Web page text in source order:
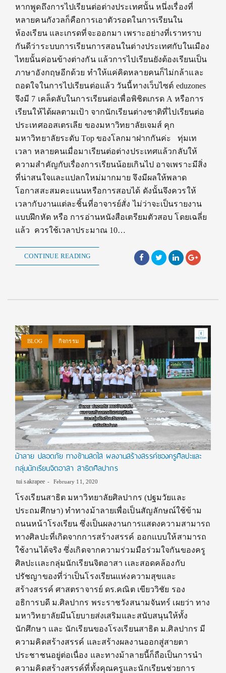
หากพูดถึงการไปเรียนต่อต่างประเทศนั้น หนึ่งเรื่องที่
หลายคนกังวลก็คือการเอาตัวรอดในการเรียนใน
ห้องเรียน และเกรดที่จะออกมา เพราะอย่างที่เราทราบ
กันดีว่าระบบการเรียนการสอนในต่างประเทศกับในเมือง
ไทยนั้นค่อนข้างต่างกัน แล้วการไปเรียนยังต้องเรียนเป็น
ภาษาอังกฤษอีกด้วย ทำให้แค่คิดหลายคนก็ไม่กล้าและ
ถอดใจในการไปเรียนต่อแล้ว วันนี้ทางเว็บไซต์ eduzones
จึงมี 7 เคล็ดลับในการเรียนต่อเพื่อพิชิตเกรด A หรือการ
เรียนให้ได้ผลตามเป้า จากนักเรียนต่างชาติที่ไปเรียนต่อ
ประเทศออสเตรเลีย ของมหาวิทยาลัยเจมส์ คุก
มหาวิทยาลัยระดับ Top ของโลกมาฝากกันค่ะ ทุ่มเท
เวลา หลายคนเมื่อมาเรียนต่อต่างประเทศแล้วกลับให้
ความสำคัญกับเรื่องการเรียนน้อยเกินไป อาจเพราะมีสิ่ง
ที่น่าสนใจและแปลกใหม่มากมาย จึงมีผลให้พลาด
โอกาสสะสมคะแนนหรือการสอบได้ ดังนั้นจึงควรให้
เวลากับงานแต่ละชิ้นที่อาจารย์สั่ง ไม่ว่าจะเป็นรายงาน
แบบฝึกหัด หรือ การอ่านหนังสือเตรียมตัวสอบ โดยเฉลี่ย
แล้ว ควรใช้เวลาประมาณ 10…
CONTINUE READING
BLOG กิจกรรม
ม้าลาย ปลอดภัย ทางข้ามสดใส ผลงานสร้างสรรค์ของครูศิลปะเเละ
กลุ่มนักเรียนจิตอาสา สาธิตศิลปากร
tui sakrapee February 11, 2020
โรงเรียนสาธิต มหาวิทยาลัยศิลปากร (ปฐมวัยและ
ประถมศึกษา) ทำทางม้าลายเพื่อเป็นสัญลักษณ์ใช้ข้าม
ถนนหน้าโรงเรียน ซึ่งเป็นผลงานการเเสดงความสามารถ
ทางศิลปะที่เกิดจากการสร้างสรรค์ ออกเเบบให้สามารถ
ใช้งานได้จริง ซึ่งเกิดจากความร่วมมือร่วมใจกันของครู
ศิลปะเเละกลุ่มนักเรียนจิตอาสา เเละสอดคล้องกับ
ปรัชญาของที่ว่าเป็นโรงเรียนเเห่งความสุขและ
สร้างสรรค์ ศาสตราจารย์ ดร.คณิต เขียววิชัย รอง
อธิการบดี ม.ศิลปากร พระราชวังสนามจันทร์ เผยว่า ทาง
มหาวิทยาลัยมีนโยบายส่งเสริมและสนับสนุนให้ทั้ง
นักศึกษา และ นักเรียนของโรงเรียนสาธิต ม.ศิลปากร มี
ความคิดสร้างสรรค์ และสร้างผลงานออกสู่สายตา
ประชาชนอยู่ต่อเนื่อง และทางม้าลายนี้ก็ถือเป็นการนำ
ความคิดสร้างสรรค์ที่ทั้งคุณครูและนักเรียนช่วยการ